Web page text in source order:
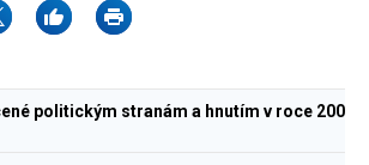
politickým stranám a hnutím v roce 2006